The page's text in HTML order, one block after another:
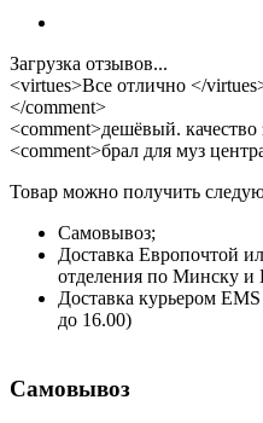
Загрузка отзывов...
<virtues>Все отлично </
</comment>
<comment>дешёвый.
<comment>брал для муз
Товар можно получить
Самовывоз;
Доставка Европочтой
отделения по Минску и
Доставка курьером
до 16.00)
Самовывоз